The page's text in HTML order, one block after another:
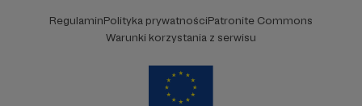
RegulaminPolityka prywatnościPatronite Commons
Warunki korzystania z serwisu